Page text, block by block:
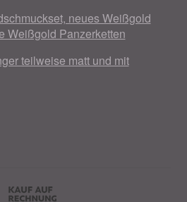
neues Weißgold
Weißgold Panzerketten
teilweise matt und mit